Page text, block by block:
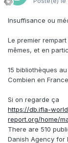
Insuffisance ou
Le premier
mêmes, et en
15 bibliothèques
Combien en
Si on regarde ça
https://db.ifla-
report.org/home/
There are 510
Danish Agency for